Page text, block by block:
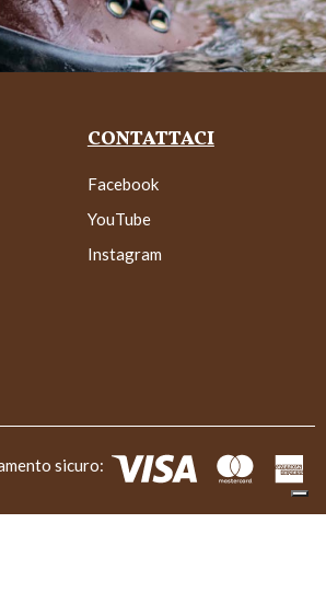
CONTATTACI
Facebook
YouTube
Instagram
sicuro: